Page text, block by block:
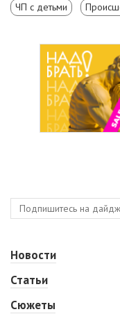
ЧП с детьми
Новости
Статьи
Сюжеты